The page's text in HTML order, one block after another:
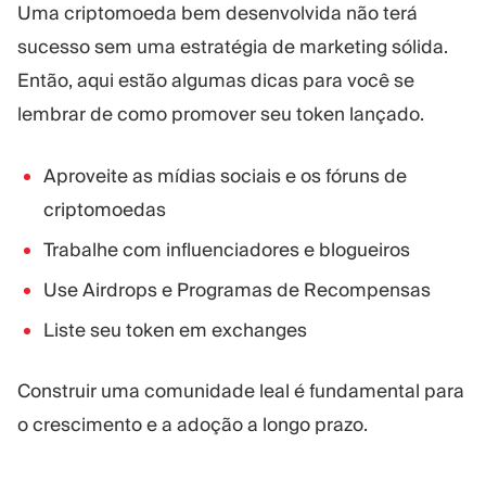
Uma criptomoeda bem desenvolvida não terá
sucesso sem uma estratégia de marketing sólida.
Então, aqui estão algumas dicas para você se
lembrar de como promover seu token lançado.
Aproveite as mídias sociais e os fóruns de
criptomoedas
Trabalhe com influenciadores e blogueiros
Use Airdrops e Programas de Recompensas
Liste seu token em exchanges
Construir uma comunidade leal é fundamental para
o crescimento e a adoção a longo prazo.